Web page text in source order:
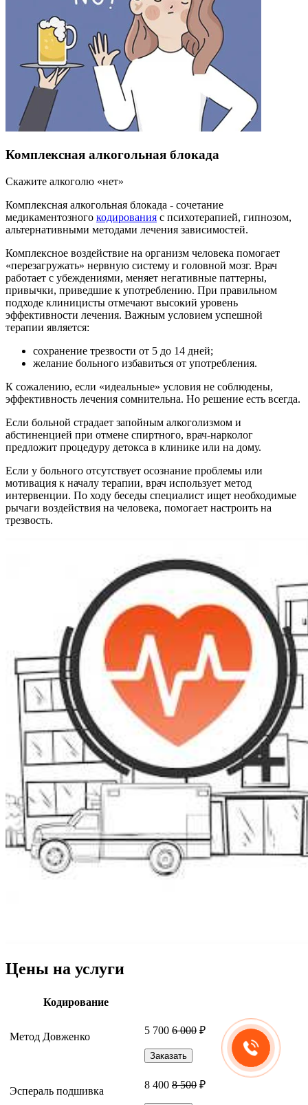
Комплексная алкогольная блокада
Скажите алкоголю «нет»
Комплексная алкогольная блокада - сочетание
медикаментозного кодирования с психотерапией, гипнозом,
альтернативными методами лечения зависимостей.
Комплексное воздействие на организм человека помогает
«перезагружать» нервную систему и головной мозг. Врач
работает с убеждениями, меняет негативные паттерны,
привычки, приведшие к употреблению. При правильном
подходе клиницисты отмечают высокий уровень
эффективности лечения. Важным условием успешной
терапии является:
сохранение трезвости от 5 до 14 дней;
желание больного избавиться от употребления.
К сожалению, если «идеальные» условия не соблюдены,
эффективность лечения сомнительна. Но решение есть всегда.
Если больной страдает запойным алкоголизмом и
абстиненцией при отмене спиртного, врач-нарколог
предложит процедуру детокса в клинике или на дому.
Если у больного отсутствует осознание проблемы или
мотивация к началу терапии, врач использует метод
интервенции. По ходу беседы специалист ищет необходимые
рычаги воздействия на человека, помогает настроить на
трезвость.
Цены на услуги
Кодирование
Метод Довженко
5 700 6 000 ₽
Заказать
Эспераль подшивка
8 400 8 500 ₽